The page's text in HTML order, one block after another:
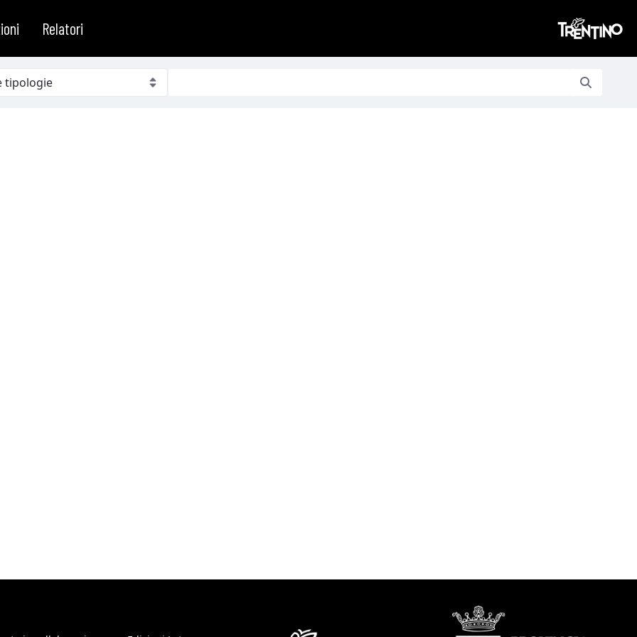
Relatori